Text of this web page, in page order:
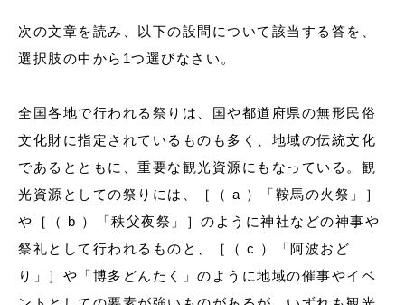
次の文章を読み、以下の設問について該当する答を、
選択肢の中から1つ選びなさい。
全国各地で行われる祭りは、国や都道府県の無形民俗
文化財に指定されているものも多く、地域の伝統文化
であるとともに、重要な観光資源にもなっている。観
光資源としての祭りには、［（ a ）「鞍馬の火祭」］
や［（ b ）「秩父夜祭」］のように神社などの神事や
祭礼として行われるものと、［（ c ）「阿波おど
り」］や「博多どんたく」のように地域の催事やイベ